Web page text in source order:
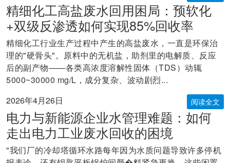
精细化工高盐废水回用困局：预软化
+双级反渗透如何实现85%回收率
精细化工行业生产过程中产生的高盐废水，一直是环保治
理的"硬骨头"。原料中的无机盐，助剂里的电解质、反应
后的副产物——各类高浓度溶解性固体（TDS）动辄
5000~30000 mg/L，成分复杂、波动剧烈...
2026年4月26日
阅读全文
电力与新能源企业水管理难题：如何
走出电力工业废水回收的困境
"我们厂的冷却塔循环水路每年因为水质问题导致许多停机